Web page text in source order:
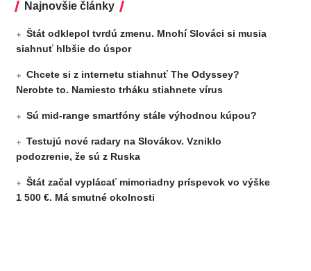
Najnovšie články
Štát odklepol tvrdú zmenu. Mnohí Slováci si musia
siahnuť hlbšie do úspor
Chcete si z internetu stiahnuť The Odyssey?
Nerobte to. Namiesto trháku stiahnete vírus
Sú mid-range smartfóny stále výhodnou kúpou?
Testujú nové radary na Slovákov. Vzniklo
podozrenie, že sú z Ruska
Štát začal vyplácať mimoriadny príspevok vo výške
1 500 €. Má smutné okolnosti